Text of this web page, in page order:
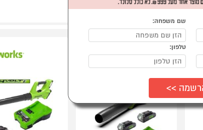
שם משפחה:
טלפון: